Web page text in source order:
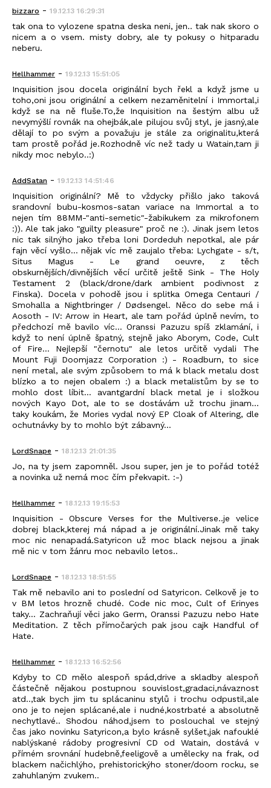
bizzaro - 19.12.13 16:29:31
tak ona to vylozene spatna deska neni, jen.. tak nak skoro o
nicem a o vsem. misty dobry, ale ty pokusy o hitparadu
neberu.
Hellhammer - 19.12.13 15:51:05
Inquisition jsou docela originální bych řekl a když jsme u
toho,oni jsou originální a celkem nezaměnitelní i Immortal,i
když se na ně fluše.To,že Inquisition na šestým albu už
nevymýšlí rovnák na ohejbák,ale pilujou svůj styl, je jasný,ale
dělají to po svým a považuju je stále za originalitu,která
tam prostě pořád je.Rozhodně víc než tady u Watain,tam ji
nikdy moc nebylo..:)
AddSatan - 19.12.13 14:51:46
Inquisition originální? Mě to vždycky přišlo jako taková
srandovní bubu-kosmos-satan variace na Immortal a to
nejen tím 88MM-"anti-semetic"-žabikukem za mikrofonem
:)). Ale tak jako "guilty pleasure" proč ne :). Jinak jsem letos
nic tak silnýho jako třeba loni Dordeduh nepotkal, ale pár
fajn věcí vyšlo... nějak víc mě zaujalo třeba: Lychgate - s/t,
Situs Magus - Le grand oeuvre, z těch
obskurnějších/divnějších věcí určitě ještě Sink - The Holy
Testament 2 (black/drone/dark ambient podivnost z
Finska). Docela v pohodě jsou i splitka Omega Centauri /
Smohalla a Nightbringer / Dødsengel. Něco do sebe má i
Aosoth - IV: Arrow in Heart, ale tam pořád úplně nevím, to
předchozí mě bavilo víc... Oranssi Pazuzu spíš zklamání, i
když to není úplně špatný, stejně jako Aborym, Code, Cult
of Fire... Nejlepší "černotu" ale letos určitě vydali The
Mount Fuji Doomjazz Corporation :) - Roadburn, to sice
není metal, ale svým způsobem to má k black metalu dost
blízko a to nejen obalem :) a black metalistům by se to
mohlo dost líbit... avantgardní black metal je i složkou
nových Kayo Dot, ale to se dostávám už trochu jinam...
taky koukám, že Mories vydal nový EP Cloak of Altering, dle
ochutnávky by to mohlo být zábavný...
LordSnape - 18.12.13 21:01:35
Jo, na ty jsem zapomněl. Jsou super, jen je to pořád totéž
a novinka už nemá moc čím překvapit. :-)
Hellhammer - 18.12.13 19:15:53
Inquisition - Obscure Verses for the Multiverse..je velice
dobrej black,kterej má nápad a je originální.Jinak mě taky
moc nic nenapadá.Satyricon už moc black nejsou a jinak
mě nic v tom žánru moc nebavilo letos..
LordSnape - 18.12.13 18:51:55
Tak mě nebavilo ani to poslední od Satyricon. Celkově je to
v BM letos hrozně chudé. Code nic moc, Cult of Erinyes
taky... Zachraňují věci jako Germ, Oranssi Pazuzu nebo Hate
Meditation. Z těch přímočarých pak jsou cajk Handful of
Hate.
Hellhammer - 18.12.13 16:52:56
Kdyby to CD mělo alespoň spád,drive a skladby alespoň
částečně nějakou postupnou souvislost,gradaci,návaznost
atd..,tak bych jim tu splácaninu stylů i trochu odpustil,ale
ono je to nejen splácané,ale i nudné,kostrbaté a absolutně
nechytlavé.. Shodou náhod,jsem to poslouchal ve stejný
čas jako novinku Satyricon,a bylo krásně sylšet,jak nafouklé
nablýskané rádoby progresivní CD od Watain, dostává v
přímém srovnání hudebně,feeligově a umělecky na frak, od
blackem načichlýho, prehistorickýho stoner/doom rocku, se
zahuhlaným zvukem..